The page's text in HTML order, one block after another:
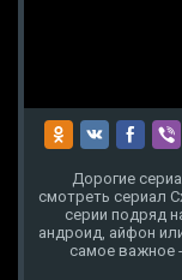
Дорогие
смотреть сериал
серии подряд
андроид, айфон
самое важное